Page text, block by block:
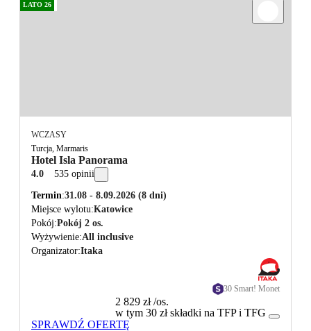
LATO 26
WCZASY
Turcja, Marmaris
Hotel Isla Panorama
4.0 535 opinii
Termin 31.08 - 8.09.2026 (8 dni)
Miejsce wylotu Katowice
Pokój Pokój 2 os.
Wyżywienie All inclusive
Organizator Itaka
30 Smart! Monet
2 829 zł/os.
w tym 30 zł składki na TFP i TFG
SPRAWDŹ OFERTĘ